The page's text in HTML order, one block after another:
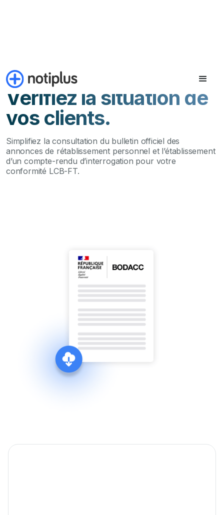
RÉTABLISSEMENT PERSONNEL (BODACC)
Vérifiez la situation de
vos clients.
Simplifiez la consultation du bulletin officiel des
annonces de rétablissement personnel et l’établissement
d’un compte-rendu d’interrogation pour votre
conformité LCB-FT.